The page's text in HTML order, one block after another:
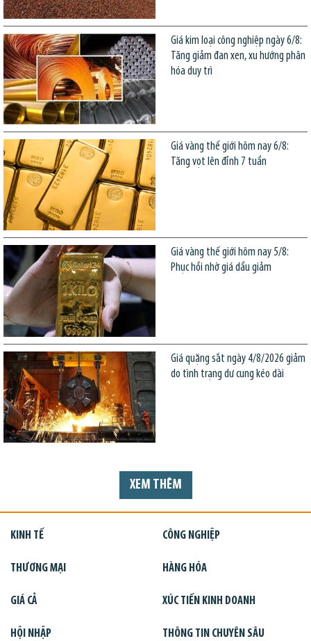
Giá kim loại công nghiệp ngày 6/8:
Tăng giảm đan xen, xu hướng phân
hóa duy trì
Giá vàng thế giới hôm nay 6/8:
Tăng vọt lên đỉnh 7 tuần
Giá vàng thế giới hôm nay 5/8:
Phục hồi nhờ giá dầu giảm
Giá quặng sắt ngày 4/8/2026 giảm
do tình trạng dư cung kéo dài
XEM THÊM
KINH TẾ CÔNG NGHIỆP
THƯƠNG MẠI HÀNG HÓA
GIÁ CẢ XÚC TIẾN KINH DOANH
HỘI NHẬP THÔNG TIN CHUYÊN SÂU